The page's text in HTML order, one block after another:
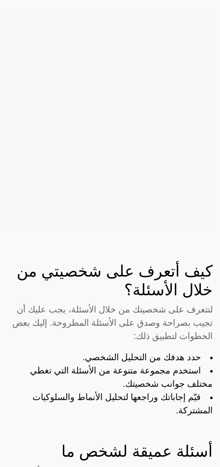
كيف أتعرف على شخصيتي من
خلال الأسئلة؟
لتتعرف على شخصيتك من خلال الأسئلة، يجب عليك أن
تجيب بصراحة وصدق على الأسئلة المطروحة. إليك بعض
الخطوات لتطبيق ذلك:
حدد هدفك من التحليل الشخصي.
استخدم مجموعة متنوعة من الأسئلة التي تغطي
مختلف جوانب شخصيتك.
قيّم إجاباتك وراجعها لتحليل الأنماط والسلوكيات
المشتركة.
أسئلة عميقة لشخص ما